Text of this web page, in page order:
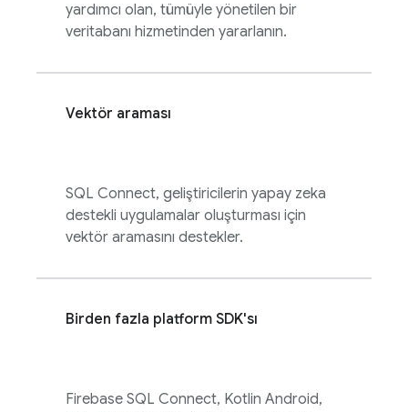
yardımcı olan, tümüyle yönetilen bir
veritabanı hizmetinden yararlanın.
Vektör araması
SQL Connect, geliştiricilerin yapay zeka
destekli uygulamalar oluşturması için
vektör aramasını destekler.
Birden fazla platform SDK'sı
Firebase SQL Connect, Kotlin Android,